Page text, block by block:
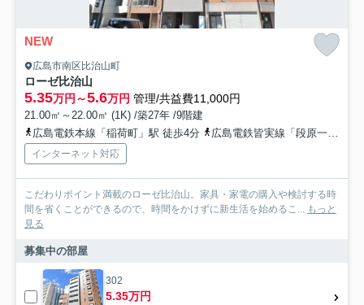
NEW
広島市南区比治山町
ローゼ比治山
5.35万円～5.6万円 管理/共益費11,000円
21.00㎡～22.00㎡ (1K) /築27年 /9階建
広島電鉄本線「稲荷町」駅 徒歩4分
広島電鉄皆実線「段原一丁目」駅 徒歩4分
インターネット対応
こだわりポイント満載のローゼ比治山。家具・家電の購入や検討する時
間を省くことができるので、時間をかけずに新生活を始めるこ...
もっと
見る
募集中の部屋
302
5.35万円